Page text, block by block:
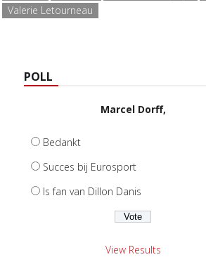
Valerie Letourneau
POLL
Marcel Dorff,
Bedankt
Succes bij Eurosport
Is fan van Dillon Danis
View Results